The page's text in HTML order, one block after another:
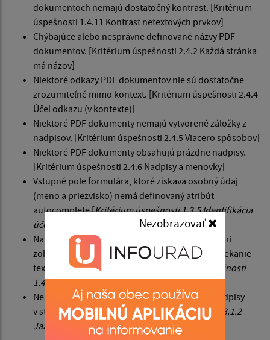
Nezobrazovať
dokumentoch nemajú dostatočný kontrast. [Kritérium
úspešnosti 1.4.11 Kontrast netextových prvkov]
Chýbajúce alebo nesprávne definované názvy PDF
dokumentov. [Kritérium úspešnosti 2.4.2 Každá stránka
má názov]
Niektoré odkazy PDF dokumentov nie sú dostatočne
zrozumiteľné mimo kontext. [Kritérium úspešnosti 2.4.4
Účel odkazu (v kontexte)]
Niektoré PDF dokumenty nemajú vytvorené záložky z
nadpisov. [Kritérium úspešnosti 2.4.5 Viacero spôsobov]
Niektoré PDF dokumenty obsahujú prázdne nadpisy.
[Kritérium úspešnosti 2.4.6 Nadpisy a menovky]
Vstupné pole formulára, ktoré získava osobný údaj
(meno a priezvisko) nemá definovaný atribút
autocomplete [Kritérium úspešnosti 1.3.5 Identifikácia
účelu vstupu
Na webovom sídle sa môže vyskytnúť problém pri
zobrazení obsahu v šírke 320 CSS pixelov – pretekanie
textu mimo okno prehliadača. [
Kritérium úspešnosti
1.4.10 Zmena usporiadania obsahu]
Nesprávne nastavený lang pre cudzojazyčné nadpisy
v stránkach v slovenčine [Kritérium úspešnosti 3.1.2
Jazyk jednotlivých častí]